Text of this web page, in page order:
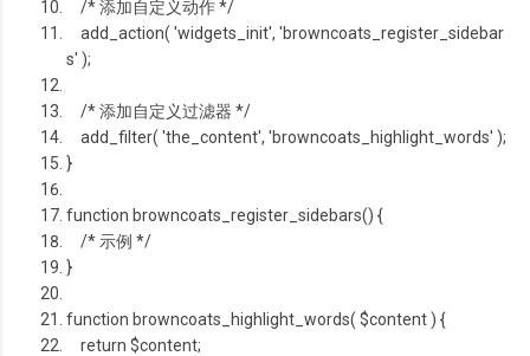
/* 添加自定义动作 */
add_action( 'widgets_init', 'browncoats_register_sidebar
s' );
/* 添加自定义过滤器 */
add_filter( 'the_content', 'browncoats_highlight_words' );
}
function browncoats_register_sidebars() {
/* 示例 */
}
function browncoats_highlight_words($content) {
return $content;